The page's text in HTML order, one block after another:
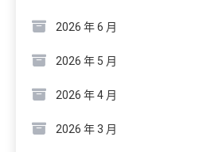
2026 年 6 月
2026 年 5 月
2026 年 4 月
2026 年 3 月